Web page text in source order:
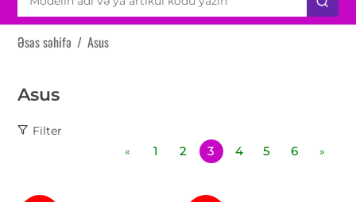
Əsas səhifə / Asus
Asus
Filter
«
1 2 3 4 5 6 »